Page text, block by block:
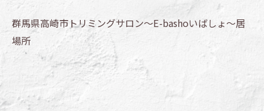
群馬県高崎市トリミングサロン～E-bashoいばしょ～居
場所